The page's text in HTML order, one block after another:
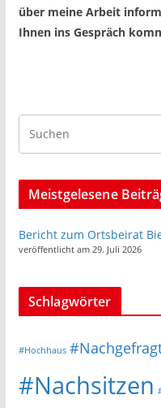
über meine Arbeit
Ihnen ins Gespräch
Meistgelesene
Bericht zum Ortsbeirat
veröffentlicht am 29. Juli 2026
Schlagwörter
#Hochhaus
#Nachsitzen